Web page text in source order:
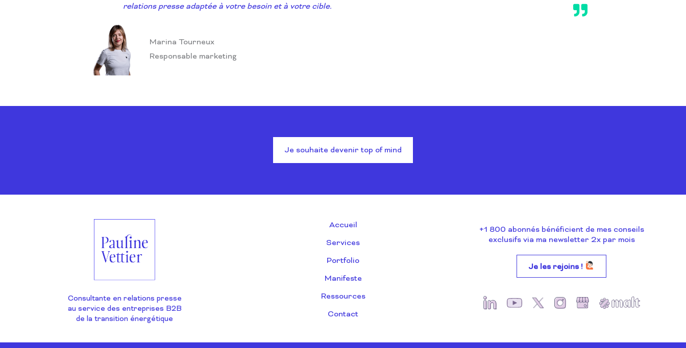
relations presse adaptée à votre besoin et à votre cible.
Marina Tourneux
Responsable marketing
Je souhaite devenir top of mind
Consultante en relations presse
au service des entreprises B2B
de la transition énergétique
Accueil
Services
Portfolio
Manifeste
Ressources
Contact
+1 800 abonnés bénéficient de mes conseils
exclusifs via ma newsletter 2x par mois
Je les rejoins !